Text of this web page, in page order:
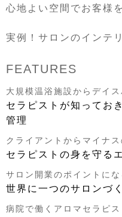
心地よい空間でお客様
実例！サロンのインテ
FEATURES
大規模温浴施設からデイス
セラピストが知ってお
管理
クライアントからマイナ
セラピストの身を守る
サロン開業のポイントに
世界に一つのサロンづ
病院で働くアロマセラピス